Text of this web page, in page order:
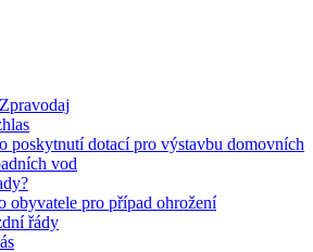
poskytnutí dotací pro výstavbu domovních
vod
obyvatele pro případ ohrožení
řády